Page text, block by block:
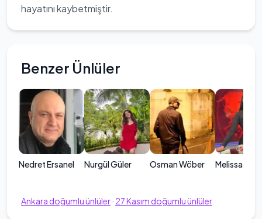
hayatını kaybetmiştir.
Benzer Ünlüler
Nedret Ersanel Nurgül Güler Osman Wöber Melissa
Ankara doğumlu ünlüler· 27Kasım doğumlu ünlüler